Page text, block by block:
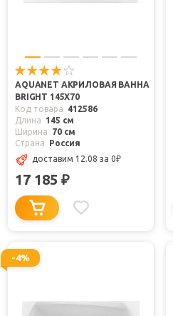
AQUANET АКРИЛОВАЯ ВАННА
BRIGHT 145X70
Код товара
412586
Длина
145 см
Ширина
70 см
Страна
Россия
доставим 12.08 за 0₽
17 185 ₽
-4%